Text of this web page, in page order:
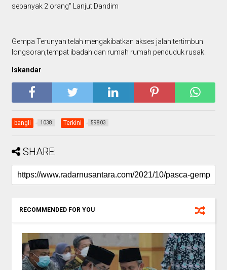
sebanyak 2 orang" Lanjut Dandim
Gempa Terunyan telah mengakibatkan akses jalan tertimbun
longsoran,tempat ibadah dan rumah rumah penduduk rusak.
Iskandar
bangli 1038 Terkini 59803
SHARE:
RECOMMENDED FOR YOU